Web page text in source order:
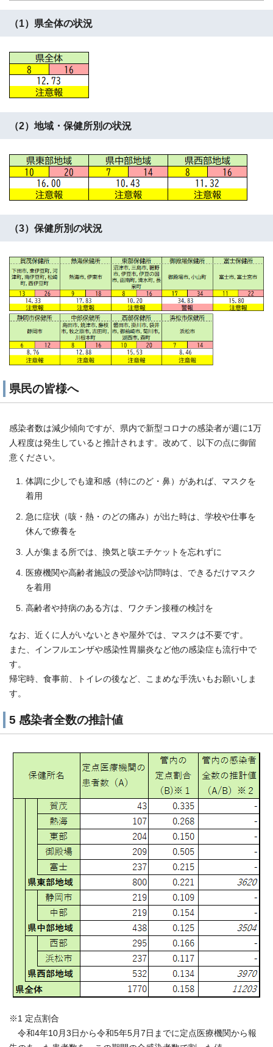
（1）県全体の状況
（2）地域・保健所別の状況
（3）保健所別の状況
県民の皆様へ
感染者数は減少傾向ですが、県内で新型コロナの感染者が週に1万
人程度は発生していると推計されます。改めて、以下の点に御留
意ください。
体調に少しでも違和感（特にのど・鼻）があれば、マスクを
着用
急に症状（咳・熱・のどの痛み）が出た時は、学校や仕事を
休んで療養を
人が集まる所では、換気と咳エチケットを忘れずに
医療機関や高齢者施設の受診や訪問時は、できるだけマスク
を着用
高齢者や持病のある方は、ワクチン接種の検討を
なお、近くに人がいないときや屋外では、マスクは不要です。
また、インフルエンザや感染性胃腸炎など他の感染症も流行中で
す。
帰宅時、食事前、トイレの後など、こまめな手洗いもお願いしま
す。
5 感染者全数の推計値
※1 定点割合
令和4年10月3日から令和5年5月7日までに定点医療機関から報